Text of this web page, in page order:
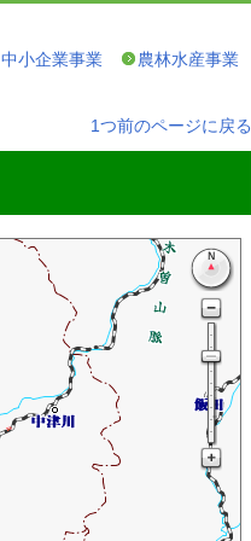
中小企業事業 農林水産事業
1つ前のページに戻る